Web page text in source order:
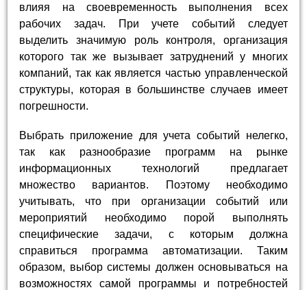
влияя на своевременность выполнения всех
рабочих задач. При учете событий следует
выделить значимую роль контроля, организация
которого так же вызывает затруднений у многих
компаний, так как является частью управленческой
структуры, которая в большинстве случаев имеет
погрешности.
Выбрать приложение для учета событий нелегко,
так как разнообразие программ на рынке
информационных технологий предлагает
множество вариантов. Поэтому необходимо
учитывать, что при организации событий или
мероприятий необходимо порой выполнять
специфические задачи, с которым должна
справиться программа автоматизации. Таким
образом, выбор системы должен основываться на
возможностях самой программы и потребностей